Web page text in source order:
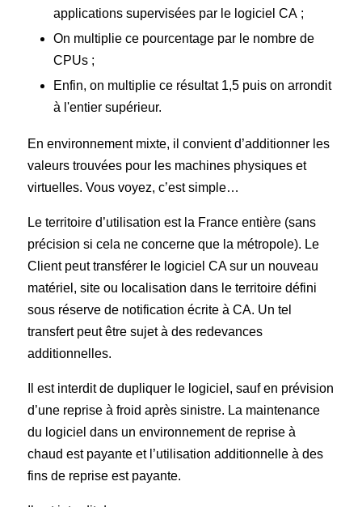
applications supervisées par le logiciel CA ;
On multiplie ce pourcentage par le nombre de
CPUs ;
Enfin, on multiplie ce résultat 1,5 puis on arrondit
à l'entier supérieur.
En environnement mixte, il convient d’additionner les
valeurs trouvées pour les machines physiques et
virtuelles. Vous voyez, c’est simple…
Le territoire d’utilisation est la France entière (sans
précision si cela ne concerne que la métropole). Le
Client peut transférer le logiciel CA sur un nouveau
matériel, site ou localisation dans le territoire défini
sous réserve de notification écrite à CA. Un tel
transfert peut être sujet à des redevances
additionnelles.
Il est interdit de dupliquer le logiciel, sauf en prévision
d’une reprise à froid après sinistre. La maintenance
du logiciel dans un environnement de reprise à
chaud est payante et l’utilisation additionnelle à des
fins de reprise est payante.